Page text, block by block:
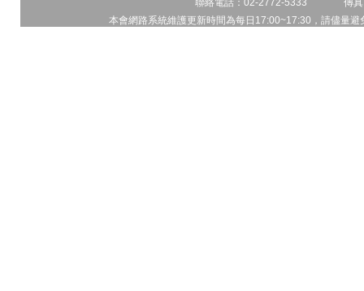
聯絡電話：02-2772-5333 傳
本會網路系統維護更新時間為每日17:00~17:30，請儘量